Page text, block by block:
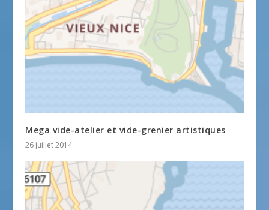
Mega vide-atelier et vide-grenier artistiques
26 juillet 2014